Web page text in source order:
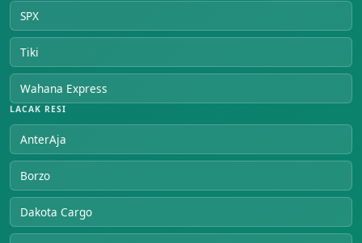
SPX
Tiki
Wahana Express
LACAK RESI
AnterAja
Borzo
Dakota Cargo